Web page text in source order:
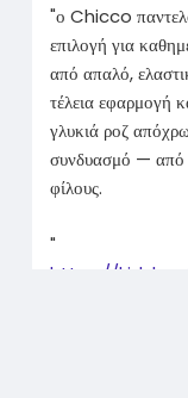
"ο Chicco
επιλογή για
από απαλό,
τέλεια εφαρμογή
γλυκιά ροζ
συνδυασμό — από
φίλους.
"
https://